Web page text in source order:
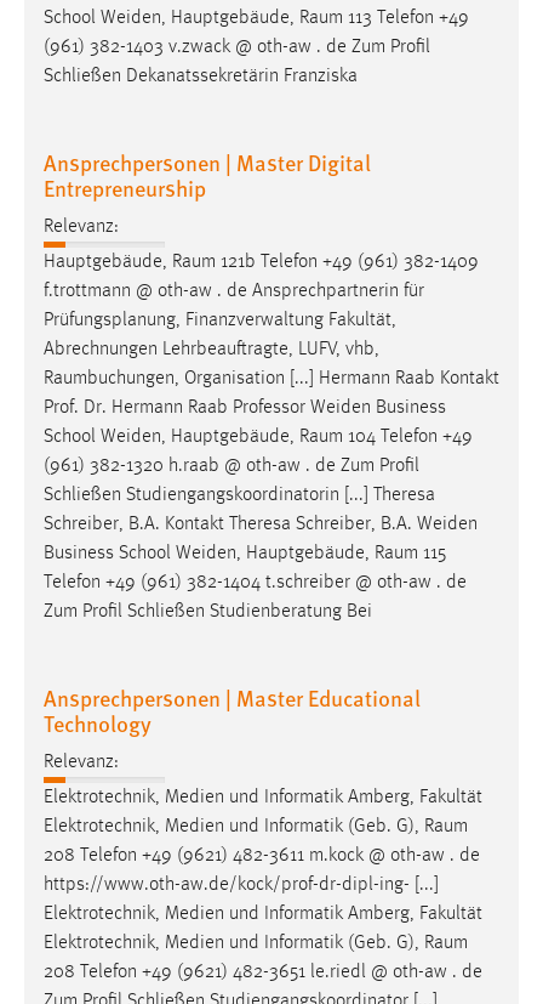
School Weiden, Hauptgebäude, Raum 113 Telefon +49
(961) 382-1403 v.zwack @ oth-aw . de Zum Profil
Schließen Dekanatssekretärin Franziska
Ansprechpersonen | Master Digital
Entrepreneurship
Relevanz:
Hauptgebäude, Raum 121b Telefon +49 (961) 382-1409
f.trottmann @ oth-aw . de Ansprechpartnerin für
Prüfungsplanung, Finanzverwaltung Fakultät,
Abrechnungen Lehrbeauftragte, LUFV, vhb,
Raumbuchungen, Organisation [...] Hermann Raab Kontakt
Prof. Dr. Hermann Raab Professor Weiden Business
School Weiden, Hauptgebäude, Raum 104 Telefon +49
(961) 382-1320 h.raab @ oth-aw . de Zum Profil
Schließen Studiengangskoordinatorin [...] Theresa
Schreiber, B.A. Kontakt Theresa Schreiber, B.A. Weiden
Business School Weiden, Hauptgebäude, Raum 115
Telefon +49 (961) 382-1404 t.schreiber @ oth-aw . de
Zum Profil Schließen Studienberatung Bei
Ansprechpersonen | Master Educational
Technology
Relevanz:
Elektrotechnik, Medien und Informatik Amberg, Fakultät
Elektrotechnik, Medien und Informatik (Geb. G), Raum
208 Telefon +49 (9621) 482-3611 m.kock @ oth-aw . de
https://www.oth-aw.de/kock/prof-dr-dipl-ing- [...]
Elektrotechnik, Medien und Informatik Amberg, Fakultät
Elektrotechnik, Medien und Informatik (Geb. G), Raum
208 Telefon +49 (9621) 482-3651 le.riedl @ oth-aw . de